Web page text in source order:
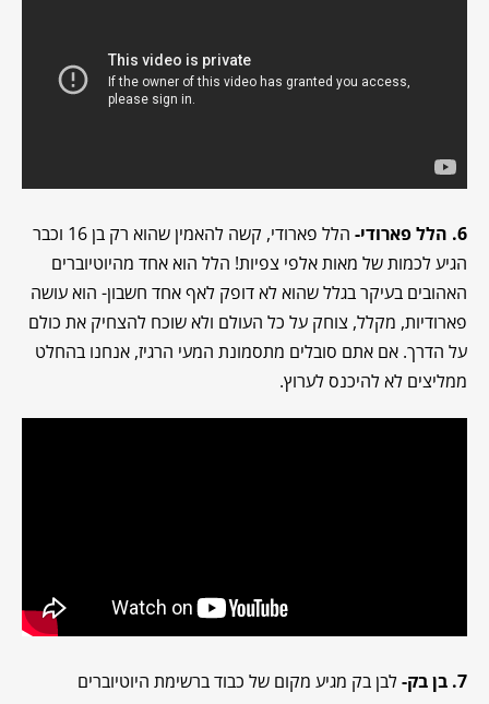
6. הלל פארודי-
הלל פארודי, קשה להאמין שהוא רק בן 16 וכבר
הגיע לכמות של מאות אלפי צפיות! הלל הוא אחד מהיוטיוברים
האהובים בעיקר בגלל שהוא לא דופק לאף אחד חשבון- הוא עושה
פארודיות, מקלל, צוחק על כל העולם ולא שוכח להצחיק את כולם
על הדרך. אם אתם סובלים מתסמונת המעי הרגיז, אנחנו בהחלט
ממליצים לא להיכנס לערוץ.
7. בן בק-
לבן בק מגיע מקום של כבוד ברשימת היוטיוברים